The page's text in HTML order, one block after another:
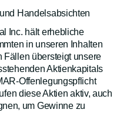
Handelsabsichten
Inc. hält erhebliche
in unseren Inhalten
Fällen übersteigt unsere
Aktienkapitals
Offenlegungspflicht
diese Aktien aktiv, auch
um Gewinne zu